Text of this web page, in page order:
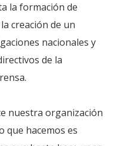
la formación de
creación de un
nacionales y
de la
nuestra organización
que hacemos es